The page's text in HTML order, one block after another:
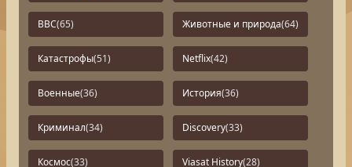
BBC(65) Животные и природа(64)
Катастрофы(51) Netflix(42)
Военные(36) История(36)
Криминал(34) Discovery(33)
Космос(33) Viasat History(28)